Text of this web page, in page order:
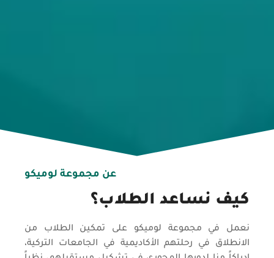
عن مجموعة لوميكو
كيف نساعد الطلاب؟
نعمل في مجموعة لوميكو على تمكين الطلاب من
الانطلاق في رحلتهم الأكاديمية في الجامعات التركية،